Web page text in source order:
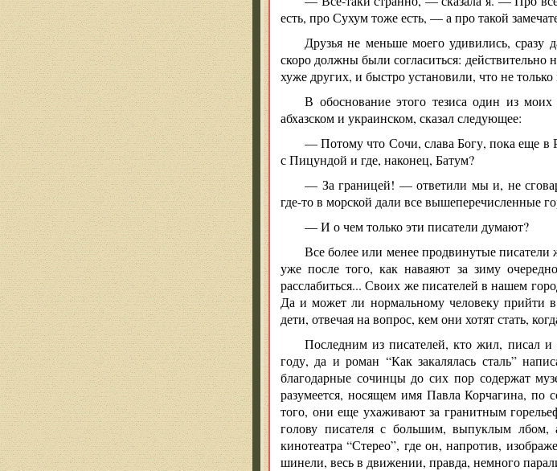
есть, про Сухум тоже есть, — а про такой
Друзья не меньше моего удивились,
скоро должны были согласиться: действительно
хуже других, и быстро установили, что не
В обоснование этого тезиса один из
абхазском и украинском, сказал следующее:
— Потому что Сочи, слава Богу, пока еще в
с Пицундой и где, наконец, Батум?
— За границей! — ответили мы и, не
где-то в морской дали все вышеперечисленные
— И о чем только эти писатели думают?
Все более или менее продвинутые
уже после того, как наваяют за зиму
расслабиться... Своих же писателей в нашем
Да и может ли нормальному человеку прийти
дети, отвечая на вопрос, кем они хотят стать,
Последним из писателей, кто жил, писал
году, да и роман “Как закалялась сталь”
благодарные сочинцы до сих пор содержат
разумеется, носящем имя Павла Корчагина, по
того, они еще ухаживают за гранитным
голову писателя с большим, выпуклым лбом,
кинотеатра “Стерео”, где он, напротив,
шинели, весь в движении, правда, немного